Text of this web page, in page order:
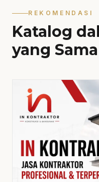
REKOMENDASI
Katalog
yang Sama